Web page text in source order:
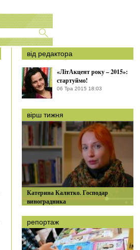
від редактора
«ЛітАкцент року – 2015»:
стартуймо!
06 Тра 2015 18:03
вірш тижня
Катерина Калитко. Господар
виноградника
репортаж